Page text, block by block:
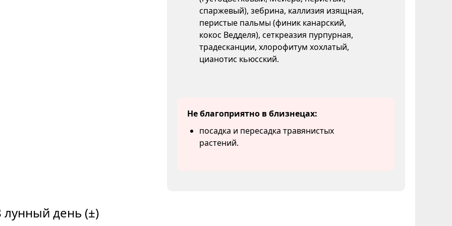
спаржевый), зебрина, каллизия изящная,
перистые пальмы (финик канарский,
кокос Ведделя), сеткреазия пурпурная,
традесканции, хлорофитум хохлатый,
цианотис кьюсский.
Не благоприятно в близнецах:
посадка и пересадка травянистых
растений.
лунный день (±)